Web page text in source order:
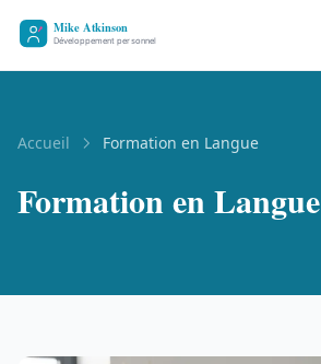
Accueil Formation en Langue
Formation en Langue